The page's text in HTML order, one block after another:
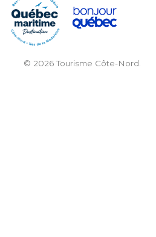
© 2026 Tourisme Côte-Nord.